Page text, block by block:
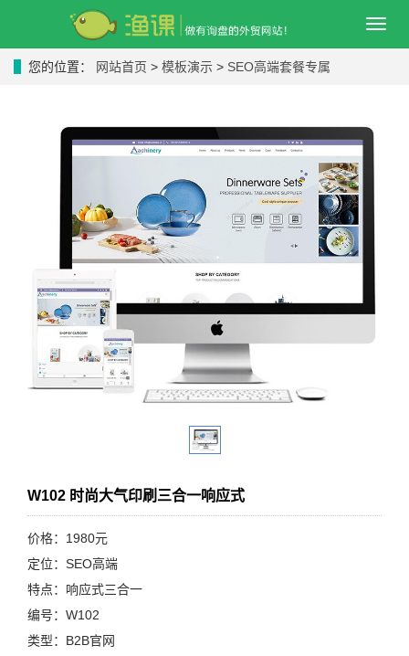
导
您的位置： 网站首页 > 模板演示 > SEO高端套餐专属
W102 时尚大气印刷三合一响应式
价格：1980元
定位：SEO高端
特点：响应式三合一
编号：W102
类型：B2B官网